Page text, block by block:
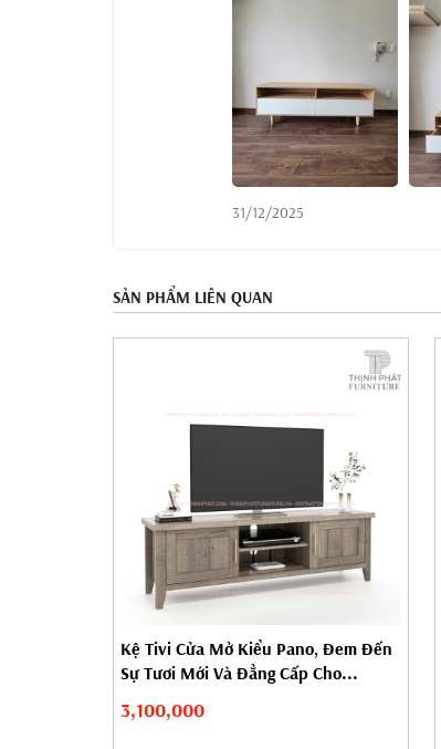
31/12/2025
SẢN PHẨM LIÊN QUAN
Kệ Tivi Cửa Mở Kiểu Pano, Đem Đến
Sự Tươi Mới Và Đẳng Cấp Cho...
3,100,000